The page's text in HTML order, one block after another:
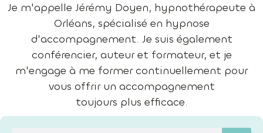
Je m'appelle Jérémy Doyen, hypnothérapeute à
Orléans, spécialisé en hypnose
d'accompagnement. Je suis également
conférencier, auteur et formateur, et je
m'engage à me former continuellement pour
vous offrir un accompagnement
toujours plus efficace.